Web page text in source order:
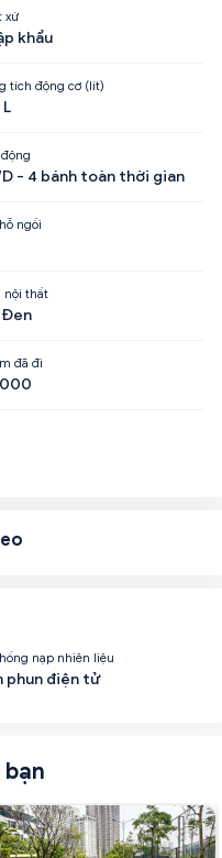
xứ
khẩu
tích động cơ (lít)
- 4 bánh toàn thời gian
ngồi
nội thất
đã đi
nạp nhiên liệu
phun điện tử